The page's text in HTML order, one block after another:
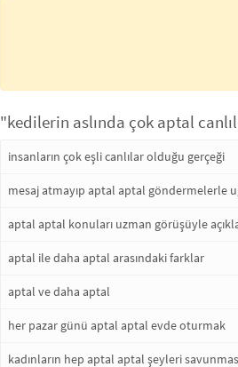
"kedilerin aslında çok aptal
insanların çok eşli canlılar olduğu gerçeği
mesaj atmayıp aptal aptal göndermelerle
aptal aptal konuları uzman görüşüyle
aptal ile daha aptal arasındaki farklar
aptal ve daha aptal
her pazar günü aptal aptal evde oturmak
kadınların hep aptal aptal şeyleri